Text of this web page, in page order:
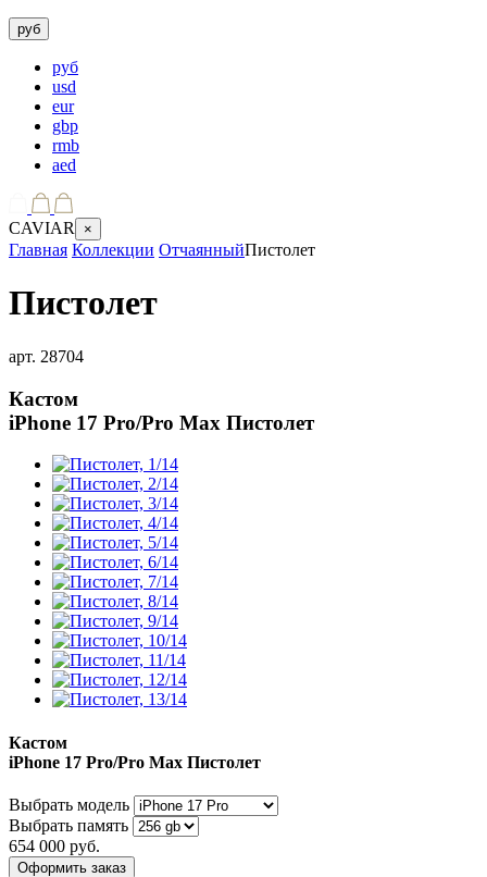
руб
руб
usd
eur
gbp
rmb
aed
CAVIAR ×
Главная Коллекции ОтчаянныйПистолет
Пистолет
арт. 28704
Кастом
iPhone 17 Pro/Pro Max Пистолет
Кастом
iPhone 17 Pro/Pro Max Пистолет
Выбрать модель
Выбрать память
654 000 руб.
Оформить заказ